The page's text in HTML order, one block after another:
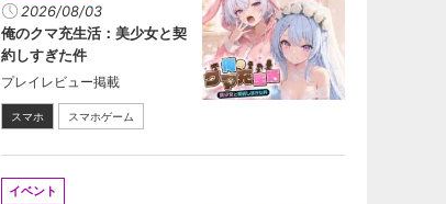
2026/08/03
俺のクマ充生活：美少女と契
約しすぎた件
プレイレビュー掲載
スマホ スマホゲーム
イベント